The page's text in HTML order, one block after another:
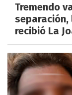
Tremendo
recibió La